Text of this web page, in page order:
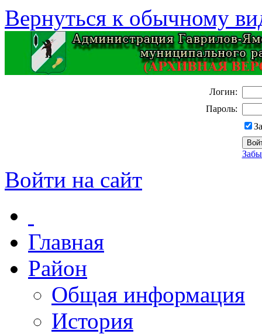
Вернуться к обычному
Логин:
Пароль:
Войти на сайт
Главная
Район
Общая информация
История